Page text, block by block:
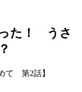
た！ うさ
て 第2話】